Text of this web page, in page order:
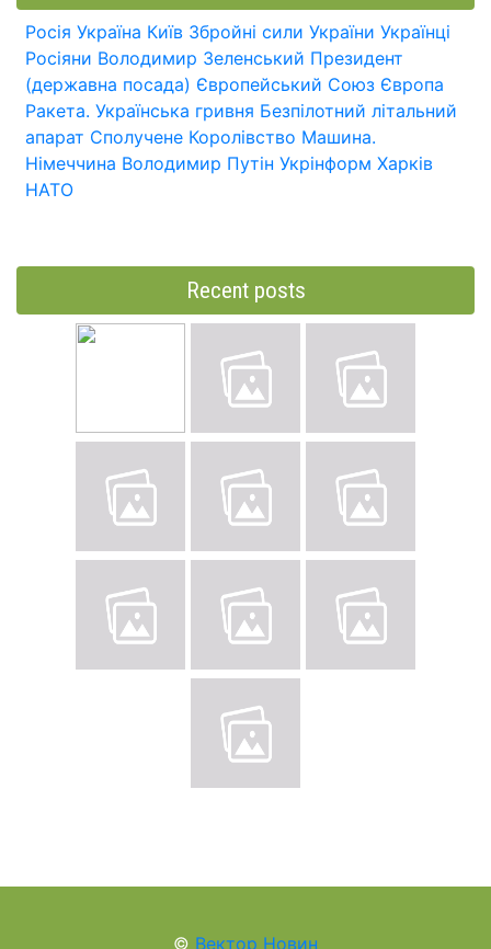
Росія Україна Київ Збройні сили України Українці
Росіяни Володимир Зеленський Президент
(державна посада) Європейський Союз Європа
Ракета. Українська гривня Безпілотний літальний
апарат Сполучене Королівство Машина.
Німеччина Володимир Путін Укрінформ Харків
НАТО
Recent posts
© Вектор Новин